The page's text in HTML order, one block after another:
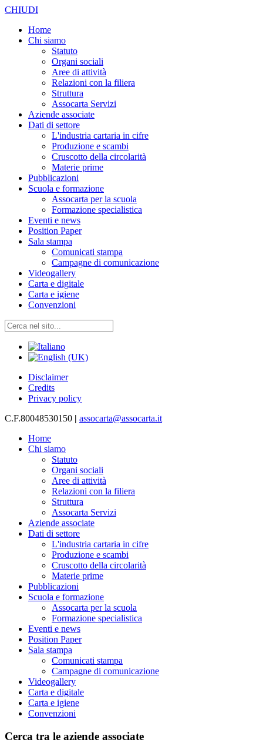
CHIUDI
Home
Chi siamo
Statuto
Organi sociali
Aree di attività
Relazioni con la filiera
Struttura
Assocarta Servizi
Aziende associate
Dati di settore
L'industria cartaria in cifre
Produzione e scambi
Cruscotto della circolarità
Materie prime
Pubblicazioni
Scuola e formazione
Assocarta per la scuola
Formazione specialistica
Eventi e news
Position Paper
Sala stampa
Comunicati stampa
Campagne di comunicazione
Videogallery
Carta e digitale
Carta e igiene
Convenzioni
Disclaimer
Credits
Privacy policy
C.F.80048530150 | assocarta@assocarta.it
Home
Chi siamo
Statuto
Organi sociali
Aree di attività
Relazioni con la filiera
Struttura
Assocarta Servizi
Aziende associate
Dati di settore
L'industria cartaria in cifre
Produzione e scambi
Cruscotto della circolarità
Materie prime
Pubblicazioni
Scuola e formazione
Assocarta per la scuola
Formazione specialistica
Eventi e news
Position Paper
Sala stampa
Comunicati stampa
Campagne di comunicazione
Videogallery
Carta e digitale
Carta e igiene
Convenzioni
Cerca tra le aziende associate